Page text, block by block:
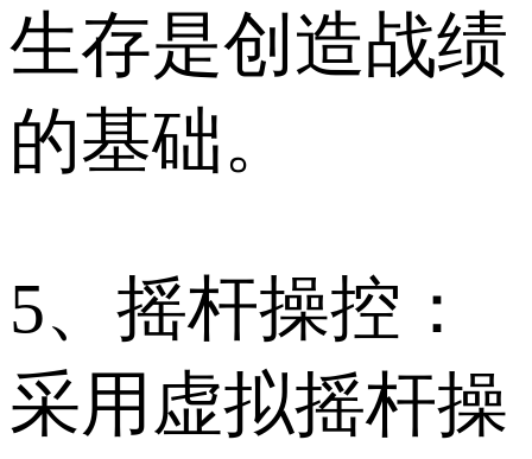
生存是创造战绩
的基础。
5、摇杆操控：
采用虚拟摇杆操